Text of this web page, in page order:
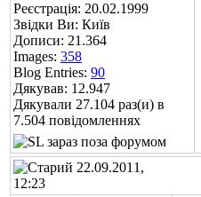
Реєстрація: 20.02.1999
Звідки Ви: Київ
Дописи: 21.364
Images: 358
Blog Entries: 90
Дякував: 12.947
Дякували 27.104 раз(и) в
7.504 повідомленнях
22.09.2011,
12:23